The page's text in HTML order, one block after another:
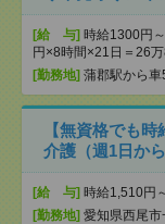
[給 与] 時給1300円
円×8時間×21日＝26
[勤務地] 蒲郡駅から車
【無資格でも
介護（週1日か
[給 与] 時給1,510円
[勤務地] 愛知県西尾市